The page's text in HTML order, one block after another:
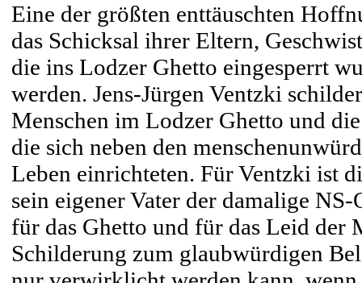
Eine der größten enttäuschten
das Schicksal ihrer Eltern,
die ins Lodzer Ghetto eingesperrt
werden. Jens-Jürgen Ventzki
Menschen im Lodzer Ghetto und
die sich neben den
Leben einrichteten. Für Ventzki ist
sein eigener Vater der damalige
für das Ghetto und für das Leid der
Schilderung zum glaubwürdigen